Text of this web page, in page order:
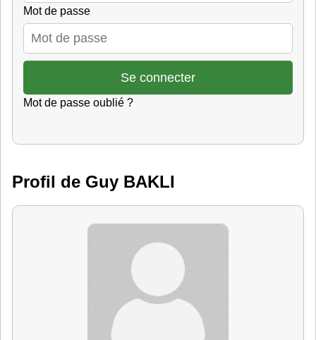
Mot de passe
Mot de passe oublié ?
Profil de Guy BAKLI